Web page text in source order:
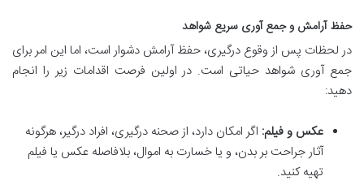
حفظ آرامش و جمع آوری سریع شواهد
در لحظات پس از وقوع درگیری، حفظ آرامش دشوار است، اما این امر برای
جمع آوری شواهد حیاتی است. در اولین فرصت اقدامات زیر را انجام
دهید:
عکس و فیلم: اگر امکان دارد، از صحنه درگیری، افراد درگیر، هرگونه
آثار جراحت بر بدن، و یا خسارت به اموال، بلافاصله عکس یا فیلم
تهیه کنید.